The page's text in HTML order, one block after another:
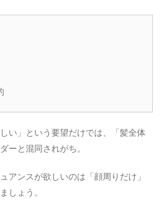
い」という要望だけでは、「髪全体
ーと混同されがち。
アンスが欲しいのは「顔周りだけ」
しょう。